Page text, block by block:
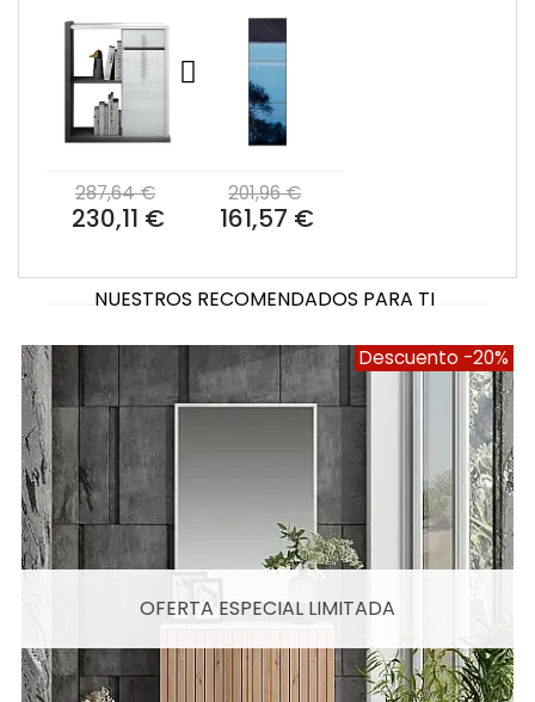
287,64 €
230,11 €
201,96 €
161,57 €
NUESTROS RECOMENDADOS PARA TI
Descuento -20%
OFERTA ESPECIAL LIMITADA